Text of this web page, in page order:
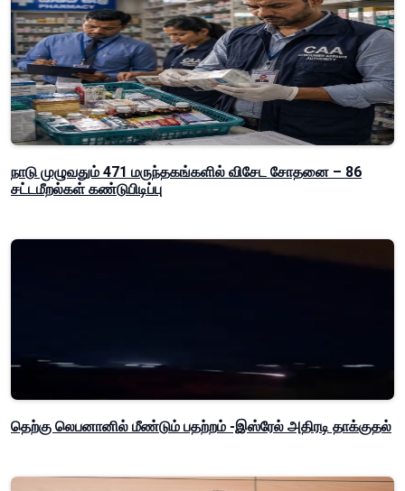
நாடு முழுவதும் 471 மருந்தகங்களில் விசேட சோதனை – 86
சட்டமீறல்கள் கண்டுபிடிப்பு
தெற்கு லெபனானில் மீண்டும் பதற்றம் -இஸ்ரேல் அதிரடி தாக்குதல்